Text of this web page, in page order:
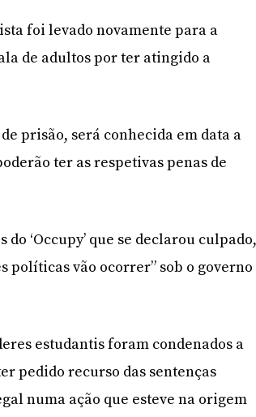
foi levado novamente para a
de adultos por ter atingido a
prisão, será conhecida em data a
ter as respetivas penas de
‘Occupy’ que se declarou
políticas vão ocorrer” sob o governo
estudantis foram condenados a
pedido recurso das sentenças
numa ação que esteve na origem